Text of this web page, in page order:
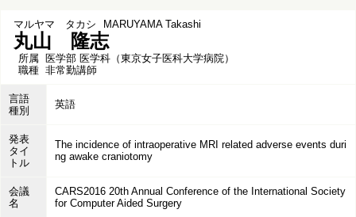
マルヤマ タカシ MARUYAMA Takashi
丸山 隆志
所属 医学部 医学科（東京女子医科大学病院）
職種 非常勤講師
言語
種別
英語
発表
タイ
トル
The incidence of intraoperative MRI related adverse events duri
ng awake craniotomy
会議
名
CARS2016 20th Annual Conference of the International Society
for Computer Aided Surgery